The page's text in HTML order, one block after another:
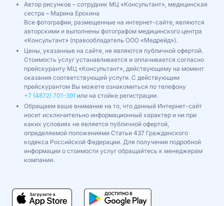
Автор рисунков – сотрудник МЦ «Консультант», медицинская
сестра – Марина Ерохина
Все фотографии, размещенные на интернет-сайте, являются
авторскими и выполнены фотографом медицинского центра
«Консультант» (правообладатель ООО «Медрейд»).
Цены, указанные на сайте, не являются публичной офертой.
Стоимость услуг устанавливается и оплачивается согласно
прейскуранту МЦ «Консультант», действующему на момент
оказания соответствующей услуги. С действующим
прейскурантом Вы можете ознакомиться по телефону
+7 (4872) 701-391 или на стойке регистрации.
Обращаем ваше внимание на то, что данный Интернет-сайт
носит исключительно информационный характер и ни при
каких условиях не является публичной офертой,
определяемой положениями Статьи 437 Гражданского
кодекса Российской Федерации. Для получения подробной
информации о стоимости услуг обращайтесь к менеджерам
компании.